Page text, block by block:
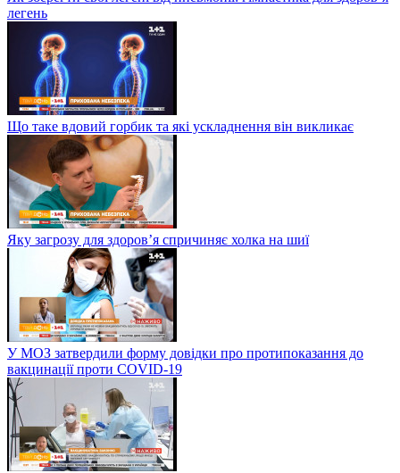
легень
Що таке вдовий горбик та які ускладнення він викликає
Яку загрозу для здоров’я спричиняє холка на шиї
У МОЗ затвердили форму довідки про протипоказання до
вакцинації проти COVID-19